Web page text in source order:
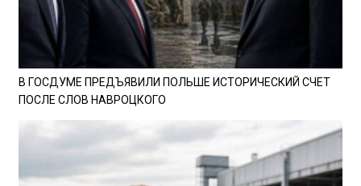
В ГОСДУМЕ ПРЕДЪЯВИЛИ ПОЛЬШЕ ИСТОРИЧЕСКИЙ СЧЕТ
ПОСЛЕ СЛОВ НАВРОЦКОГО